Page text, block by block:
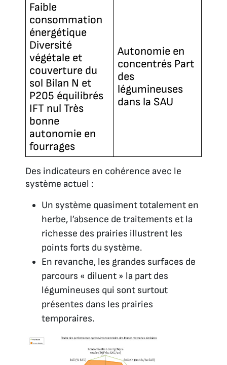
Faible
consommation
énergétique
Diversité
végétale et
couverture du
sol Bilan N et
P205 équilibrés
IFT nul Très
bonne
autonomie en
fourrages
Autonomie en
concentrés Part
des
légumineuses
dans la SAU
Des indicateurs en cohérence avec le
système actuel :
Un système quasiment totalement en
herbe, l’absence de traitements et la
richesse des prairies illustrent les
points forts du système.
En revanche, les grandes surfaces de
parcours « diluent » la part des
légumineuses qui sont surtout
présentes dans les prairies
temporaires.